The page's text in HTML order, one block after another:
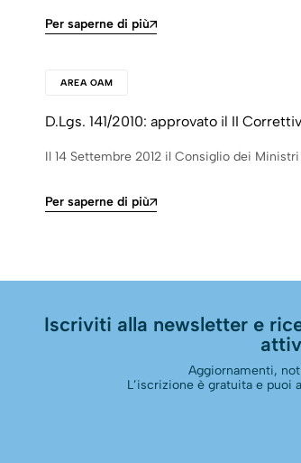
Per saperne di più
AREA OAM
D.Lgs. 141/2010: approvato il II
Il 14 Settembre 2012 il Consiglio dei
Per saperne di più
Iscriviti alla newsletter e
Aggiornamenti,
L’iscrizione è gratuita e puoi